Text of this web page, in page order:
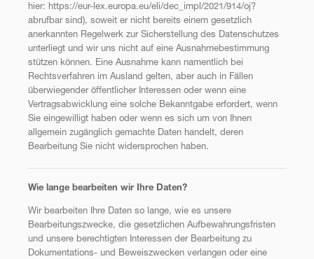
hier: https://eur-lex.europa.eu/eli/dec_impl/2021/914/oj?
abrufbar sind), soweit er nicht bereits einem gesetzlich
anerkannten Regelwerk zur Sicherstellung des Datenschutzes
unterliegt und wir uns nicht auf eine Ausnahmebestimmung
stützen können. Eine Ausnahme kann namentlich bei
Rechtsverfahren im Ausland gelten, aber auch in Fällen
überwiegender öffentlicher Interessen oder wenn eine
Vertragsabwicklung eine solche Bekanntgabe erfordert, wenn
Sie eingewilligt haben oder wenn es sich um von Ihnen
allgemein zugänglich gemachte Daten handelt, deren
Bearbeitung Sie nicht widersprochen haben.
Wie lange bearbeiten wir Ihre Daten?
Wir bearbeiten Ihre Daten so lange, wie es unsere
Bearbeitungszwecke, die gesetzlichen Aufbewahrungsfristen
und unsere berechtigten Interessen der Bearbeitung zu
Dokumentations- und Beweiszwecken verlangen oder eine